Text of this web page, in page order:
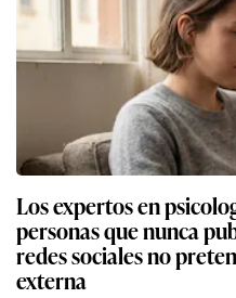
Los expertos en
personas que nunca
redes sociales no
externa